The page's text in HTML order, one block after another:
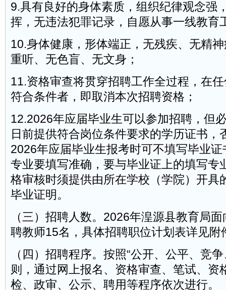
9.具有良好的身体素质，组织纪律观念强
挥，无违法犯罪记录，自愿从事一线教育
10.身体健康，形体端正，无残疾、无精
重听、无色盲、无文身；
11.资格审查将贯穿招聘工作全过程，在
符合条件者，即取消本次招聘资格；
12.2026年应届毕业生可以参加招聘，但
日前提供符合岗位条件要求的学历证书，
2026年应届毕业生报考时可不填写毕业
专业要填写准确，要与毕业证上的填写专
格审核时须提供由所在学校（学院）开具
毕业证明。
（三）招聘人数。2026年湟源县教育局
聘教师15名，具体招聘职位计划表详见附
（四）招聘程序。按照“公开、公平、竞
则，通过网上报名、资格审查、笔试、资
检、政审、公示、聘用等程序依次进行。